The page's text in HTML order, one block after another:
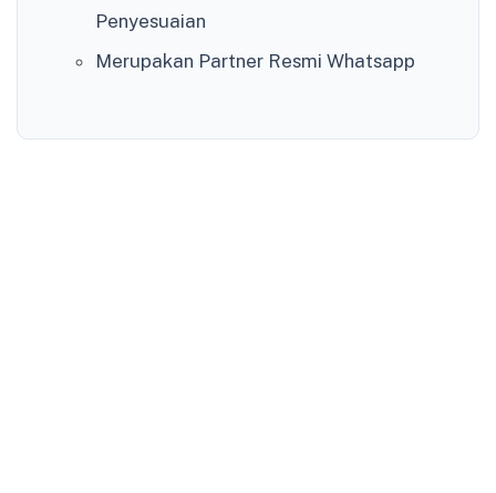
Penyesuaian
Merupakan Partner Resmi Whatsapp